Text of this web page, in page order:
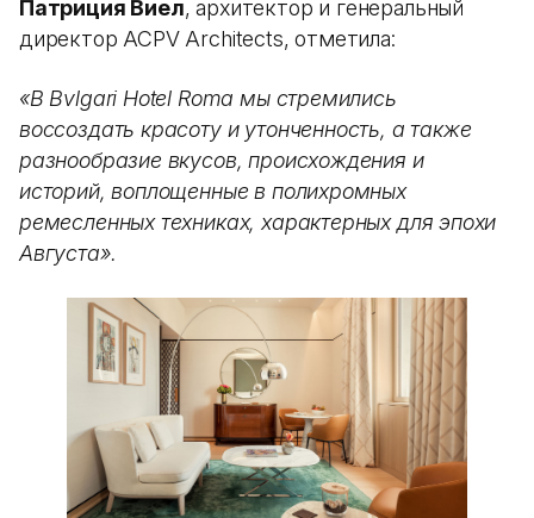
Патриция Виел, архитектор и генеральный
директор ACPV Architects, отметила:
«В Bvlgari Hotel Roma мы стремились
воссоздать красоту и утонченность, а также
разнообразие вкусов, происхождения и
историй, воплощенные в полихромных
ремесленных техниках, характерных для эпохи
Августа».